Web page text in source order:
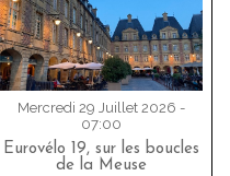
Mercredi 29 Juillet 2026 -
07:00
Eurovélo 19, sur les boucles
de la Meuse